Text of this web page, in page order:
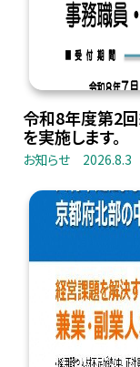
令和8年度第2
を実施します。
お知らせ 2026.8.3